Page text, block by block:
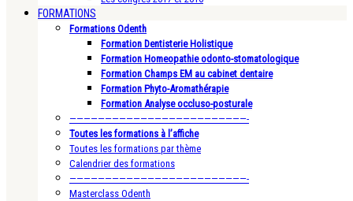
FORMATIONS
Formations Odenth
Formation Dentisterie Holistique
Formation Homeopathie odonto-stomatologique
Formation Champs EM au cabinet dentaire
Formation Phyto-Aromathérapie
Formation Analyse occluso-posturale
—————————————————————————-
Toutes les formations à l’affiche
Toutes les formations par thème
Calendrier des formations
—————————————————————————-
Masterclass Odenth